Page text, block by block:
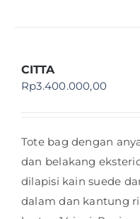
CITTA
Rp3.400.000,00
Tote bag dengan
dan belakang
dilapisi kain suede
dalam dan kantung